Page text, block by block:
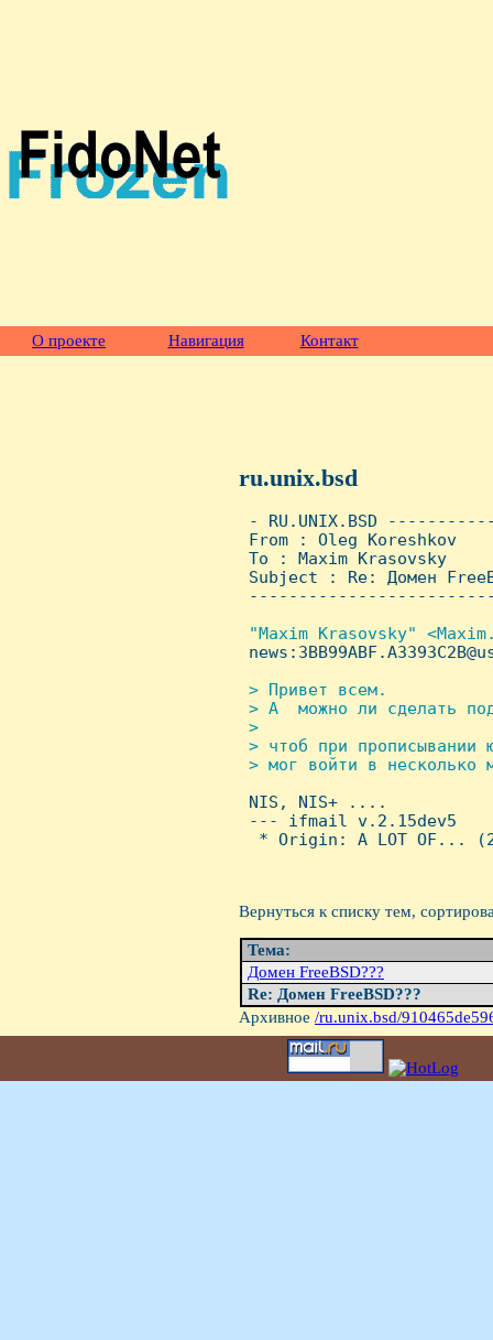
О проекте Навигация Контакт
ru.unix.bsd
- RU.UNIX.BSD
From : Oleg
To : Maxim Krasovsky
Subject : Re: Домен
"Maxim Krasovsky"
> Привет всем.
> А  можно ли сделать
>
> чтоб при прописывании
> мог войти в несколько
NIS, NIS+ ....
--- ifmail v.2.15dev5
* Origin: A LOT OF...
Вернуться к списку тем,
Тема:
Домен FreeBSD???
Re: Домен FreeBSD???
Архивное /ru.unix.bsd/